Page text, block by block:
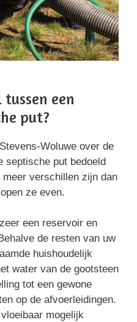
een
put?
Woluwe over de
septische put bedoeld
verschillen zijn dan
ze even.
een reservoir en
de resten van uw
huishoudelijk
water van de gootsteen
tot een gewone
op de afvoerleidingen.
mogelijk